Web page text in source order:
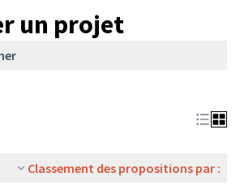
un projet
Classement des propositions par :